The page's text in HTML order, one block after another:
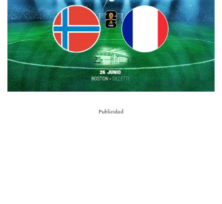
Publicidad